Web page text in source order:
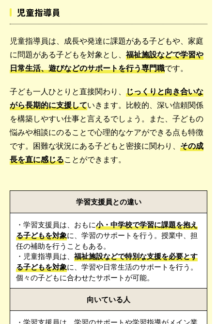
児童指導員
児童指導員は、成長や発達に課題がある子どもや、家庭
に問題がある子どもを対象とし、福祉施設などで学習や
日常生活、遊びなどのサポートを行う専門職です。
子ども一人ひとりと直接関わり、 じっくりと向き合いな
がら長期的に支援していきます。比較的、深い信頼関係
を構築しやすい仕事と言えるでしょう。また、子どもの
悩みや相談にのることで心理的なケアができる点も特徴
です。困難な状況にある子どもと密接に関わり、 その成
長を直に感じることができます。
学習支援員との違い
・学習支援員は、おもに小・中学校で学習に課題を抱え
る子どもを対象に、学習のサポートを行う。授業中、担
任の補助を行うこともある。
・児童指導員は、 福祉施設などで特別な支援を必要とす
る子どもを対象に、学習や日常生活のサポートを行う。
個々の子どもに合わせたサポートが可能。
向いている人
・学習支援員は、学習のサポートや学習指導がメイン業